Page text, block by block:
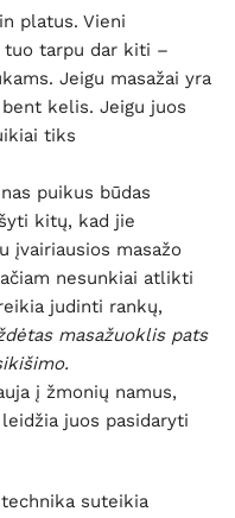
platus. Vieni
tuo tarpu dar kiti –
Jeigu masažai yra
kelis. Jeigu juos
tiks
puikus būdas
kitų, kad jie
įvairiausios masažo
nesunkiai atlikti
judinti rankų,
masažuoklis pats
į žmonių namus,
juos pasidaryti
suteikia